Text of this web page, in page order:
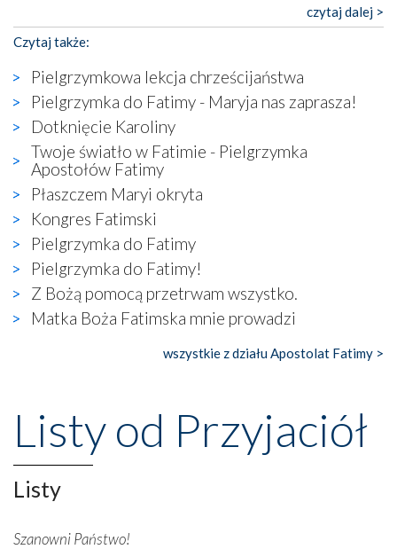
katolickiego kultu. Tylko co wspólnego z żywą,
autentyczną wiarą mogą mieć płaskie, szare bunkry albo
kaplice, w których Tabernakulum przypomina bardziej
skrzynkę na narzędzia? Albo co powiedzieć o ustawionym
tuż przy nowej bazylice wielkim krzyżu, na którym
zamiast Chrystusa umieszczono dziwaczną postać jakby
wyjętą ze starożytnych hieroglifów? W kulturowym
kontekście naszych czasów to raczej karykatura niż godny
wizerunek Zbawiciela…
Zatem nawet w bezpośrednim otoczeniu sanktuarium
naocznie przekonaliśmy się, że wewnątrz Kościoła toczy
się ogromna walka o kształt katolicyzmu i o serca
wierzących. Do czego to zmaganie może prowadzić,
widzieliśmy w urokliwym, niewielkim mieście Obidos,
gdzie w miejscu dawnego kościoła działa dzisiaj…
księgarnia.
Nasze pielgrzymkowe wyprawy, których celem były
wspaniałe klasztory w miasteczku Alcobaça czy w Batalhi,
Opatrznościową pomoc w wygranej bitwie o
niepodległość kraju. Zachwyt budziła potężna, a zarazem
misterna architektura tych monumentalnych dzieł,
wspaniałe zdobienia, dbałość ich twórców o detale,
połączenie talentów z wytrwałością i pracowitością
czytaj dalej >
Czytaj także:
Pielgrzymkowa lekcja chrześcijaństwa
Pielgrzymka do Fatimy - Maryja nas zaprasza!
Dotknięcie Karoliny
Twoje światło w Fatimie - Pielgrzymka
Apostołów Fatimy
Płaszczem Maryi okryta
Kongres Fatimski
Pielgrzymka do Fatimy
Pielgrzymka do Fatimy!
Z Bożą pomocą przetrwam wszystko.
Matka Boża Fatimska mnie prowadzi
wszystkie z działu Apostolat Fatimy >
Listy od Przyjaciół
Listy
Szanowni Państwo!